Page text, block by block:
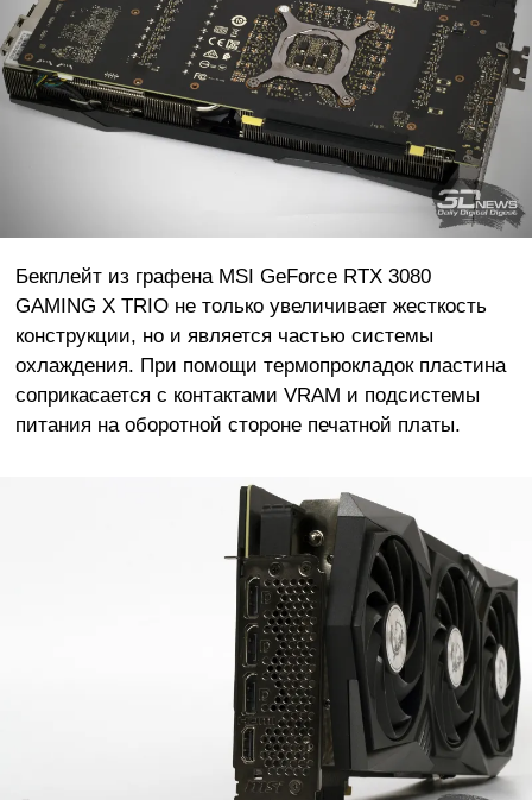
Бекплейт из графена MSI GeForce RTX 3080
GAMING X TRIO не только увеличивает жесткость
конструкции, но и является частью системы
охлаждения. При помощи термопрокладок пластина
соприкасается с контактами VRAM и подсистемы
питания на оборотной стороне печатной платы.